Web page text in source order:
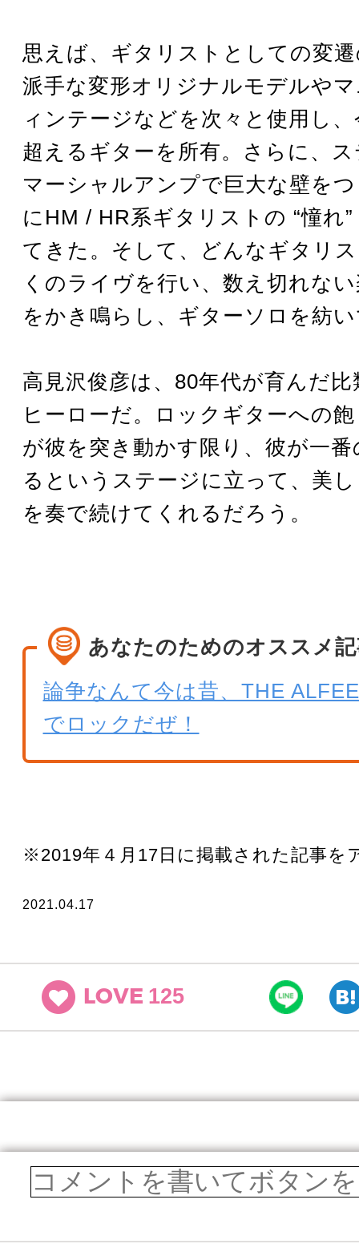
思えば、ギタリストとしての変
派手な変形オリジナルモデルや
ィンテージなどを次々と使用し
超えるギターを所有。さらに、
マーシャルアンプで巨大な壁を
にHM / HR系ギタリストの “憧れ
てきた。そして、どんなギタリ
くのライヴを行い、数え切れな
をかき鳴らし、ギターソロを紡
高見沢俊彦は、80年代が育んだ
ヒーローだ。ロックギターへの
が彼を突き動かす限り、彼が一
るというステージに立って、美
を奏で続けてくれるだろう。
あなたのためのオススメ
論争なんて今は昔、THE
でロックだぜ！
※2019年４月17日に掲載された記事を
2021.04.17
LOVE 125